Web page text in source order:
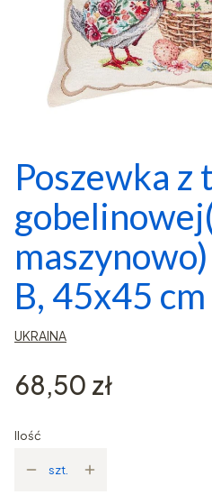
Poszewka z
B, 45x45 cm
UKRAINA
Cena
68,50 zł
Ilość
szt.